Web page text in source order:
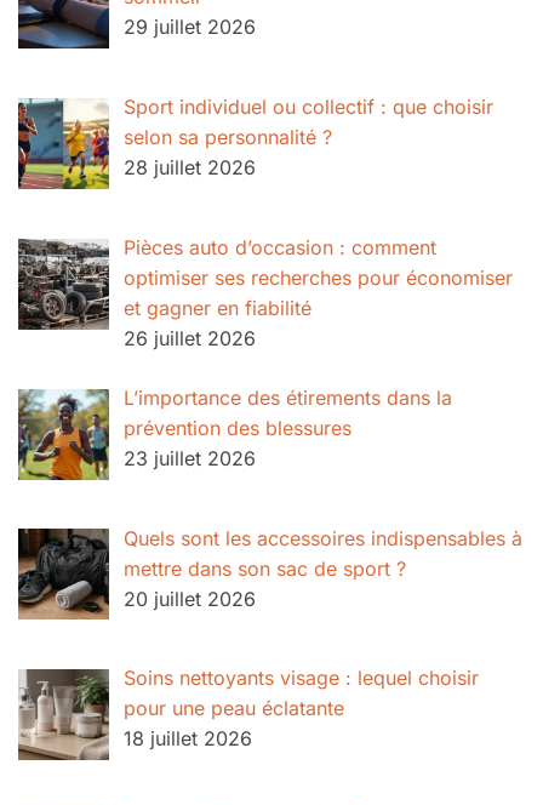
29 juillet 2026
Sport individuel ou collectif : que choisir
selon sa personnalité ?
28 juillet 2026
Pièces auto d’occasion : comment
optimiser ses recherches pour économiser
et gagner en fiabilité
26 juillet 2026
L’importance des étirements dans la
prévention des blessures
23 juillet 2026
Quels sont les accessoires indispensables à
mettre dans son sac de sport ?
20 juillet 2026
Soins nettoyants visage : lequel choisir
pour une peau éclatante
18 juillet 2026